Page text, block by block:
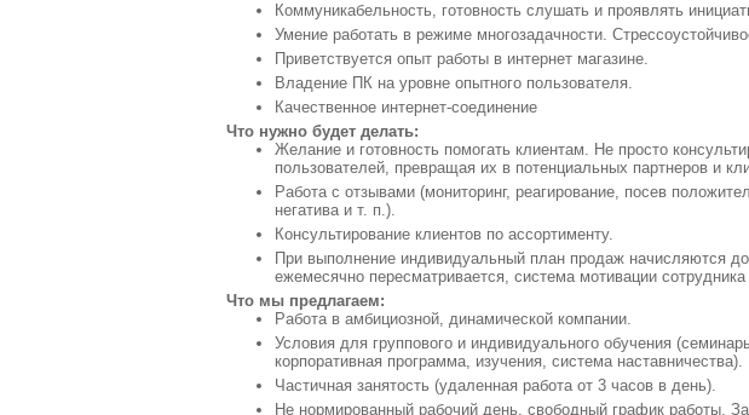
Коммуникабельность, готовность слушать и проявлять
Умение работать в режиме многозадачности.
Приветствуется опыт работы в интернет магазине.
Владение ПК на уровне опытного пользователя.
Качественное интернет-соединение
Что нужно будет делать:
Желание и готовность помогать клиентам. Не просто
пользователей, превращая их в потенциальных партнеров и
Работа с отзывами (мониторинг, реагирование, посев
негатива и т. п.).
Консультирование клиентов по ассортименту.
При выполнение индивидуальный план продаж начисляются
ежемесячно пересматривается, система мотивации сотрудника
Что мы предлагаем:
Работа в амбициозной, динамической компании.
Условия для группового и индивидуального обучения
корпоративная программа, изучения, система наставничества).
Частичная занятость (удаленная работа от 3 часов в день).
Не нормированный рабочий день, свободный график работы.